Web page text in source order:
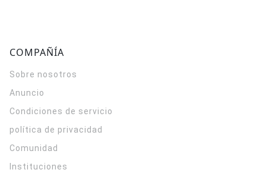
COMPAÑÍA
Sobre nosotros
Anuncio
Condiciones de servicio
política de privacidad
Comunidad
Instituciones